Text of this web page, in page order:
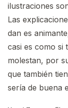
ilustraciones
Las
dan es
casi es como si
molestan, por
que también
sería de buena